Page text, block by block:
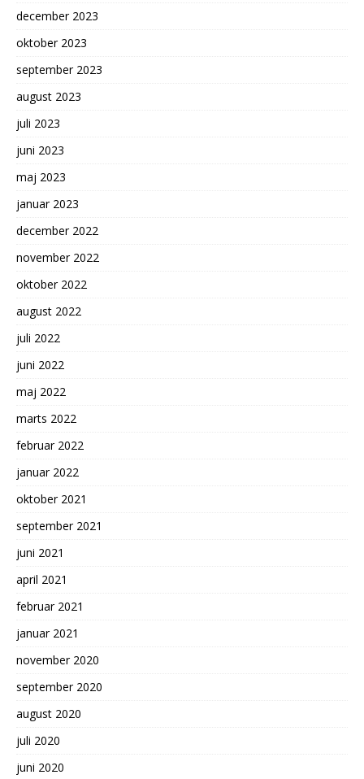
december 2023
oktober 2023
september 2023
august 2023
juli 2023
juni 2023
maj 2023
januar 2023
december 2022
november 2022
oktober 2022
august 2022
juli 2022
juni 2022
maj 2022
marts 2022
februar 2022
januar 2022
oktober 2021
september 2021
juni 2021
april 2021
februar 2021
januar 2021
november 2020
september 2020
august 2020
juli 2020
juni 2020